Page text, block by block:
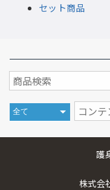
セット商品
護
株式会